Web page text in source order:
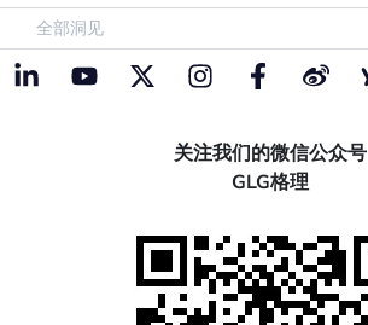
全部洞见
关注我们的微信公众号
GLG格理